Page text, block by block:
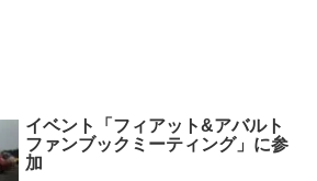
イベント「フィアット&アバルト
ファンブックミーティング」に参
加